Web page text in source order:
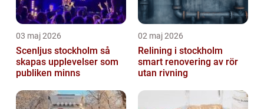
03 maj 2026
Scenljus stockholm så
skapas upplevelser som
publiken minns
02 maj 2026
Relining i stockholm
smart renovering av rör
utan rivning